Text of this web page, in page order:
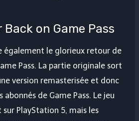
Back on Game Pass
également le glorieux retour de
Pass. La partie originale sort
version remasterisée et donc
de Game Pass. Le jeu
PlayStation 5, mais les